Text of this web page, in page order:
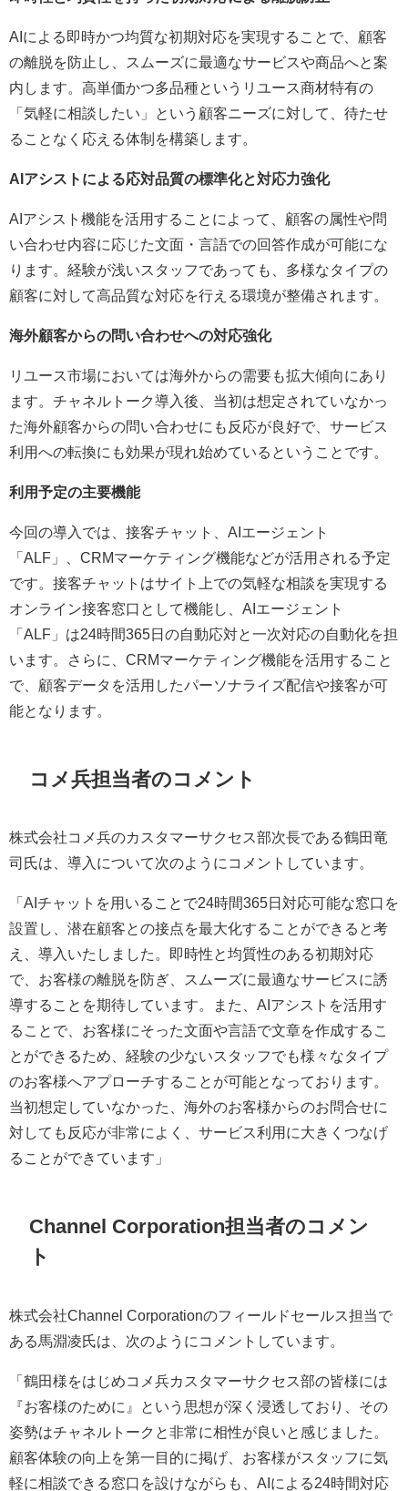
AIによる即時かつ均質な初期対応を実現することで、顧客
の離脱を防止し、スムーズに最適なサービスや商品へと案
内します。高単価かつ多品種というリユース商材特有の
「気軽に相談したい」という顧客ニーズに対して、待たせ
ることなく応える体制を構築します。
AIアシストによる応対品質の標準化と対応力強化
AIアシスト機能を活用することによって、顧客の属性や問
い合わせ内容に応じた文面・言語での回答作成が可能にな
ります。経験が浅いスタッフであっても、多様なタイプの
顧客に対して高品質な対応を行える環境が整備されます。
海外顧客からの問い合わせへの対応強化
リユース市場においては海外からの需要も拡大傾向にあり
ます。チャネルトーク導入後、当初は想定されていなかっ
た海外顧客からの問い合わせにも反応が良好で、サービス
利用への転換にも効果が現れ始めているということです。
利用予定の主要機能
今回の導入では、接客チャット、AIエージェント
「ALF」、CRMマーケティング機能などが活用される予定
です。接客チャットはサイト上での気軽な相談を実現する
オンライン接客窓口として機能し、AIエージェント
「ALF」は24時間365日の自動応対と一次対応の自動化を担
います。さらに、CRMマーケティング機能を活用すること
で、顧客データを活用したパーソナライズ配信や接客が可
能となります。
コメ兵担当者のコメント
株式会社コメ兵のカスタマーサクセス部次長である鶴田竜
司氏は、導入について次のようにコメントしています。
「AIチャットを用いることで24時間365日対応可能な窓口を
設置し、潜在顧客との接点を最大化することができると考
え、導入いたしました。即時性と均質性のある初期対応
で、お客様の離脱を防ぎ、スムーズに最適なサービスに誘
導することを期待しています。また、AIアシストを活用す
ることで、お客様にそった文面や言語で文章を作成するこ
とができるため、経験の少ないスタッフでも様々なタイプ
のお客様へアプローチすることが可能となっております。
当初想定していなかった、海外のお客様からのお問合せに
対しても反応が非常によく、サービス利用に大きくつなげ
ることができています」
Channel Corporation担当者のコメン
ト
株式会社Channel Corporationのフィールドセールス担当で
ある馬淵凌氏は、次のようにコメントしています。
「鶴田様をはじめコメ兵カスタマーサクセス部の皆様には
『お客様のために』という思想が深く浸透しており、その
姿勢はチャネルトークと非常に相性が良いと感じました。
顧客体験の向上を第一目的に掲げ、お客様がスタッフに気
軽に相談できる窓口を設けながらも、AIによる24時間対応